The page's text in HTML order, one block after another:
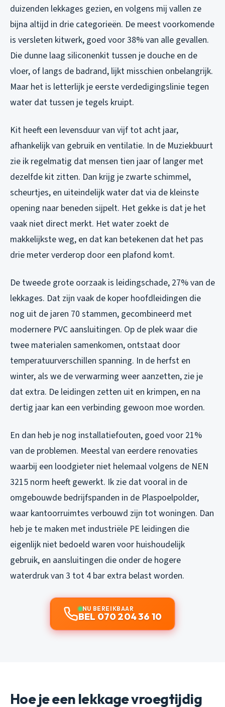
duizenden lekkages gezien, en volgens mij vallen ze
bijna altijd in drie categorieën. De meest voorkomende
is versleten kitwerk, goed voor 38% van alle gevallen.
Die dunne laag siliconenkit tussen je douche en de
vloer, of langs de badrand, lijkt misschien onbelangrijk.
Maar het is letterlijk je eerste verdedigingslinie tegen
water dat tussen je tegels kruipt.
Kit heeft een levensduur van vijf tot acht jaar,
afhankelijk van gebruik en ventilatie. In de Muziekbuurt
zie ik regelmatig dat mensen tien jaar of langer met
dezelfde kit zitten. Dan krijg je zwarte schimmel,
scheurtjes, en uiteindelijk water dat via de kleinste
opening naar beneden sijpelt. Het gekke is dat je het
vaak niet direct merkt. Het water zoekt de
makkelijkste weg, en dat kan betekenen dat het pas
drie meter verderop door een plafond komt.
De tweede grote oorzaak is leidingschade, 27% van de
lekkages. Dat zijn vaak de koper hoofdleidingen die
nog uit de jaren 70 stammen, gecombineerd met
modernere PVC aansluitingen. Op de plek waar die
twee materialen samenkomen, ontstaat door
temperatuurverschillen spanning. In de herfst en
winter, als we de verwarming weer aanzetten, zie je
dat extra. De leidingen zetten uit en krimpen, en na
dertig jaar kan een verbinding gewoon moe worden.
En dan heb je nog installatiefouten, goed voor 21%
van de problemen. Meestal van eerdere renovaties
waarbij een loodgieter niet helemaal volgens de NEN
3215 norm heeft gewerkt. Ik zie dat vooral in de
omgebouwde bedrijfspanden in de Plaspoelpolder,
waar kantoorruimtes verbouwd zijn tot woningen. Dan
heb je te maken met industriële PE leidingen die
eigenlijk niet bedoeld waren voor huishoudelijk
gebruik, en aansluitingen die onder de hogere
waterdruk van 3 tot 4 bar extra belast worden.
NU BEREIKBAAR
BEL 070 204 36 10
Hoe je een lekkage vroegtijdig